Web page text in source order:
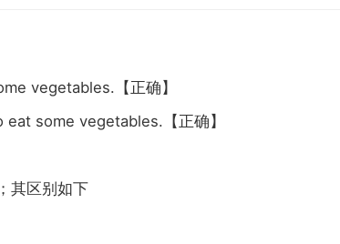
vegetables. 【正确】
eat some vegetables. 【正确】
其区别如下